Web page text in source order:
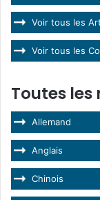
Voir tous les
Voir tous les
Toutes
Allemand
Anglais
Chinois